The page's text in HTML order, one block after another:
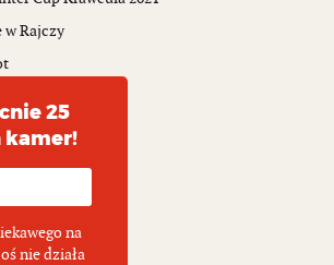
Rajczy
25
na
nie działa